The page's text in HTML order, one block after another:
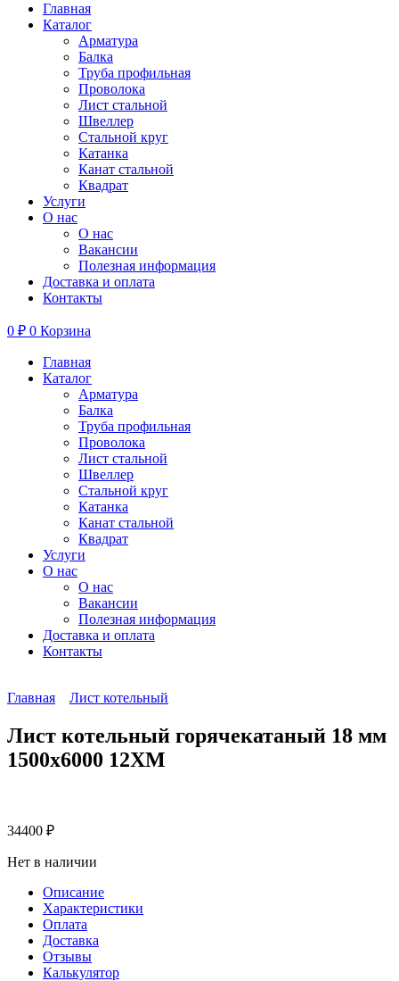
Главная
Каталог
Арматура
Балка
Труба профильная
Проволока
Лист стальной
Швеллер
Стальной круг
Катанка
Канат стальной
Квадрат
Услуги
О нас
О нас
Вакансии
Полезная информация
Доставка и оплата
Контакты
0 ₽ 0 Корзина
Главная
Каталог
Арматура
Балка
Труба профильная
Проволока
Лист стальной
Швеллер
Стальной круг
Катанка
Канат стальной
Квадрат
Услуги
О нас
О нас
Вакансии
Полезная информация
Доставка и оплата
Контакты
Главная Лист котельный
Лист котельный горячекатаный 18 мм
1500х6000 12ХМ
34400 ₽
Нет в наличии
Описание
Характеристики
Оплата
Доставка
Отзывы
Калькулятор